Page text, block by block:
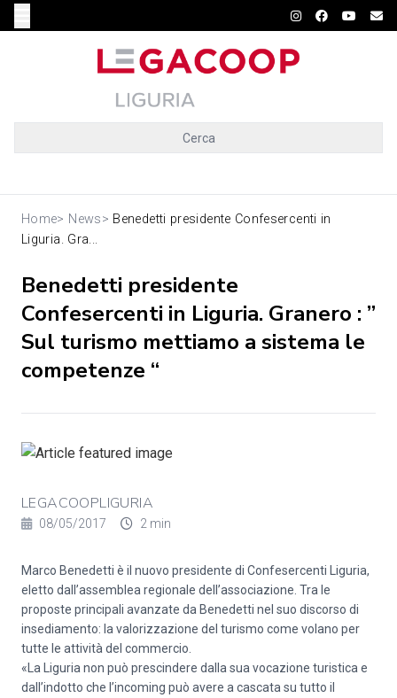
Cerca
Home> News> Benedetti presidente Confesercenti in
Liguria. Gra...
Benedetti presidente
Confesercenti in Liguria. Granero : ”
Sul turismo mettiamo a sistema le
competenze “
LEGACOOPLIGURIA
08/05/2017 2 min
Marco Benedetti è il nuovo presidente di Confesercenti Liguria,
eletto dall’assemblea regionale dell’associazione. Tra le
proposte principali avanzate da Benedetti nel suo discorso di
insediamento: la valorizzazione del turismo come volano per
tutte le attività del commercio.
«La Liguria non può prescindere dalla sua vocazione turistica e
dall’indotto che l’incoming può avere a cascata su tutto il